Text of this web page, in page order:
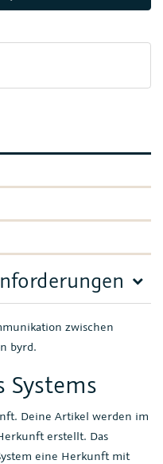
zwischen
byrd.
Systems
Deine Artikel werden im
erstellt. Das
eine Herkunft mit